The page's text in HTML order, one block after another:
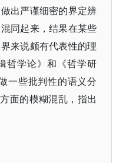
出严谨细密的界定辨
同起来，结果在某些
来说颇有代表性的理
哲学论》和《哲学研
一些批判性的语义分
面的模糊混乱，指出